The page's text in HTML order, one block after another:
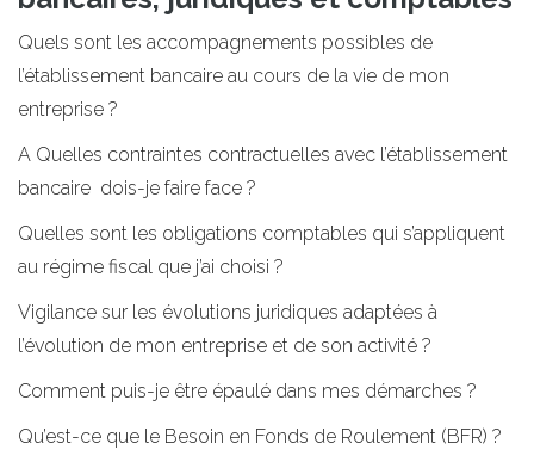
Quels sont les accompagnements possibles de
l’établissement bancaire au cours de la vie de mon
entreprise ?
A Quelles contraintes contractuelles avec l’établissement
bancaire dois-je faire face ?
Quelles sont les obligations comptables qui s’appliquent
au régime fiscal que j’ai choisi ?
Vigilance sur les évolutions juridiques adaptées à
l’évolution de mon entreprise et de son activité ?
Comment puis-je être épaulé dans mes démarches ?
Qu’est-ce que le Besoin en Fonds de Roulement (BFR) ?